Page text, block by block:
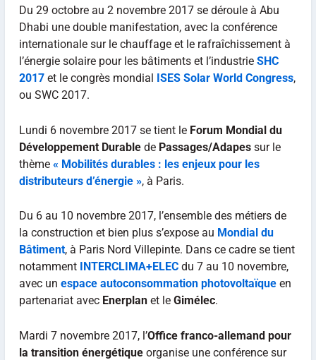
Du 29 octobre au 2 novembre 2017 se déroule à Abu
Dhabi une double manifestation, avec la conférence
internationale sur le chauffage et le rafraîchissement à
l’énergie solaire pour les bâtiments et l’industrie SHC
2017et le congrès mondial ISES Solar World Congress,
ou SWC 2017.
Lundi 6 novembre 2017 se tient le Forum Mondial du
Développement Durablede Passages/Adapessur le
thème « Mobilités durables : les enjeux pour les
distributeurs d’énergie », à Paris.
Du 6 au 10 novembre 2017, l’ensemble des métiers de
la construction et bien plus s’expose au Mondial du
Bâtiment, à Paris Nord Villepinte. Dans ce cadre se tient
notamment
INTERCLIMA+ELECdu 7 au 10 novembre,
avec un espace autoconsommation photovoltaïqueen
partenariat avec Enerplanet le Gimélec.
Mardi 7 novembre 2017, l’Office franco-allemand pour
la transition énergétiqueorganise une conférence sur